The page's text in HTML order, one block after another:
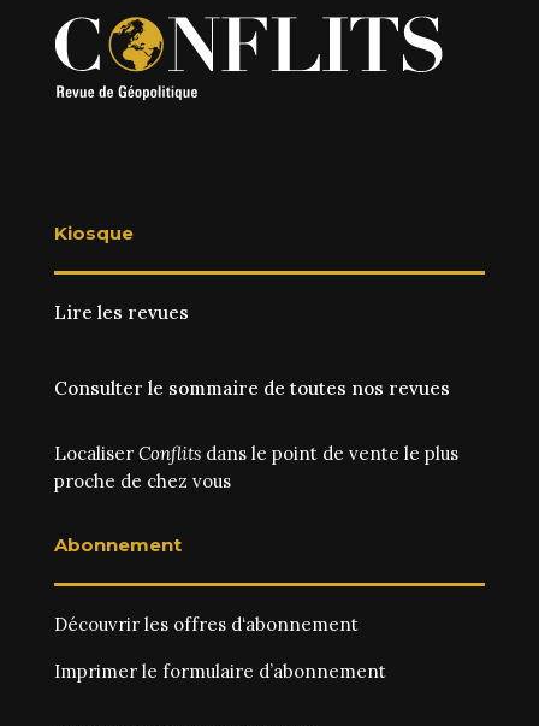
Kiosque
Lire les revues
Consulter le sommaire de toutes nos revues
Localiser Conflitsdans le point de vente le plus
proche de chez vous
Abonnement
Découvrir les offres d‘abonnement
Imprimer le formulaire d’abonnement